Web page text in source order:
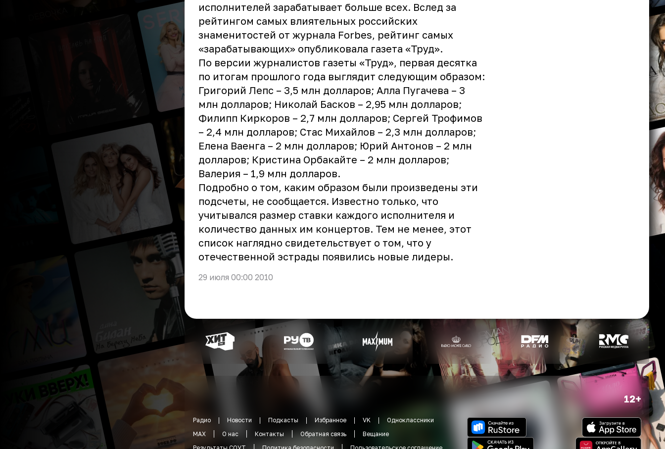
исполнителей зарабатывает больше всех. Вслед за
рейтингом самых влиятельных российских
знаменитостей от журнала Forbes, рейтинг самых
«зарабатывающих» опубликовала газета «Труд».
По версии журналистов газеты «Труд», первая десятка
по итогам прошлого года выглядит следующим образом:
Григорий Лепс – 3,5 млн долларов; Алла Пугачева – 3
млн долларов; Николай Басков – 2,95 млн долларов;
Филипп Киркоров – 2,7 млн долларов; Сергей Трофимов
– 2,4 млн долларов; Стас Михайлов – 2,3 млн долларов;
Елена Ваенга – 2 млн долларов; Юрий Антонов – 2 млн
долларов; Кристина Орбакайте – 2 млн долларов;
Валерия – 1,9 млн долларов.
Подробно о том, каким образом были произведены эти
подсчеты, не сообщается. Известно только, что
учитывался размер ставки каждого исполнителя и
количество данных им концертов. Тем не менее, этот
список наглядно свидетельствует о том, что у
отечественной эстрады появились новые лидеры.
29 июля 00:00 2010
12+
Радио Новости Подкасты Избранное VK
Одноклассники
MAX
О нас Контакты Обратная связь
Вещание